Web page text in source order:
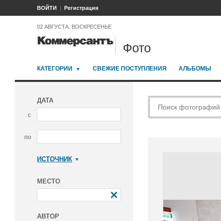
ВОЙТИ Регистрация
02 АВГУСТА, ВОСКРЕСЕНЬЕ
Фото
КАТЕГОРИИ СВЕЖИЕ ПОСТУПЛЕНИЯ АЛЬБОМЫ
ДАТА
с
по
ИСТОЧНИК
МЕСТО
АВТОР